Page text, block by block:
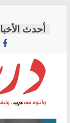
content
درب
وأتوه